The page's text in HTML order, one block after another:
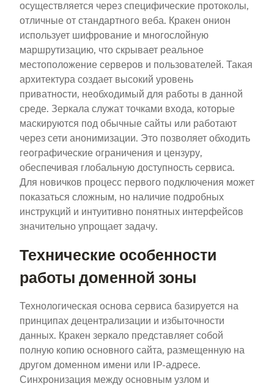
осуществляется через специфические протоколы,
отличные от стандартного веба. Кракен онион
использует шифрование и многослойную
маршрутизацию, что скрывает реальное
местоположение серверов и пользователей. Такая
архитектура создает высокий уровень
приватности, необходимый для работы в данной
среде. Зеркала служат точками входа, которые
маскируются под обычные сайты или работают
через сети анонимизации. Это позволяет обходить
географические ограничения и цензуру,
обеспечивая глобальную доступность сервиса.
Для новичков процесс первого подключения может
показаться сложным, но наличие подробных
инструкций и интуитивно понятных интерфейсов
значительно упрощает задачу.
Технические особенности
работы доменной зоны
Технологическая основа сервиса базируется на
принципах децентрализации и избыточности
данных. Кракен зеркало представляет собой
полную копию основного сайта, размещенную на
другом доменном имени или IP-адресе.
Синхронизация между основным узлом и